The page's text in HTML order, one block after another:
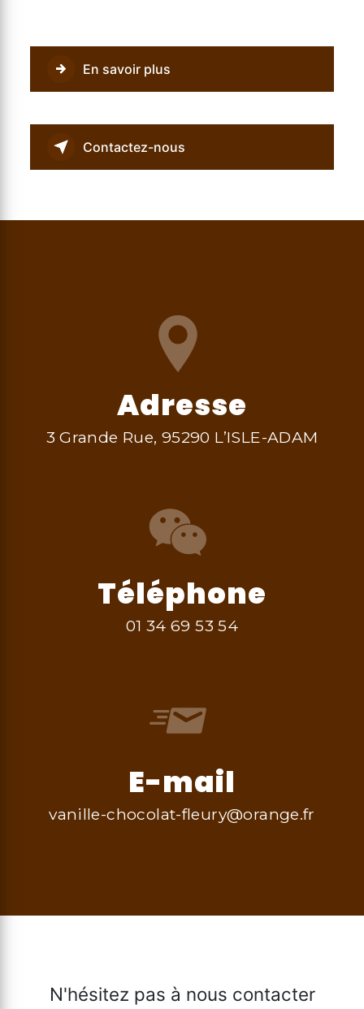
En savoir plus
Contactez-nous
Adresse
3 Grande Rue, 95290 L’ISLE-ADAM
Téléphone
01 34 69 53 54
E-mail
vanille-chocolat-fleury@orange.fr
N'hésitez pas à nous contacter